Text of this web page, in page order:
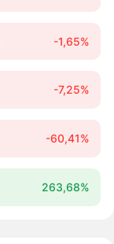
-1,65%
-7,25%
-60,41%
263,68%